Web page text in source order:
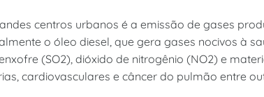
centros urbanos é a emissão de gases
o óleo diesel, que gera gases nocivos à
(SO2), dióxido de nitrogênio (NO2) e
cardiovasculares e câncer do pulmão entre